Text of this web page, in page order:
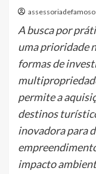
A busca por
uma prioridade
formas de
permite a
destinos
inovadora para
impacto